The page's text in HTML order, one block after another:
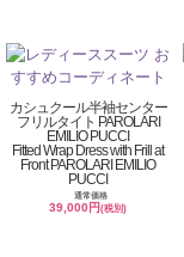
カシュクール半袖センター
フリルタイト PAROLARI
EMILIO PUCCI
Fitted Wrap Dress with Frill at
Front PAROLARI EMILIO
PUCCI
通常価格
39,000円(税別)